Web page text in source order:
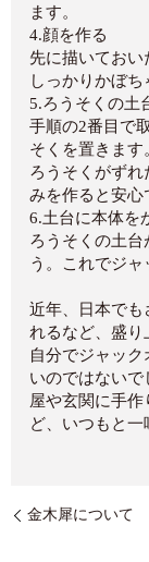
ます。
4.顔を作る
先に描いておい
しっかりかぼち
5.ろうそくの土
手順の2番目で
そくを置きます
ろうそくがず
みを作ると安心
6.土台に本体を
ろうそくの土台
う。これでジャ
近年、日本でも
れるなど、盛り
自分でジャッ
いのではない
屋や玄関に手
ど、いつもと一
金木犀について